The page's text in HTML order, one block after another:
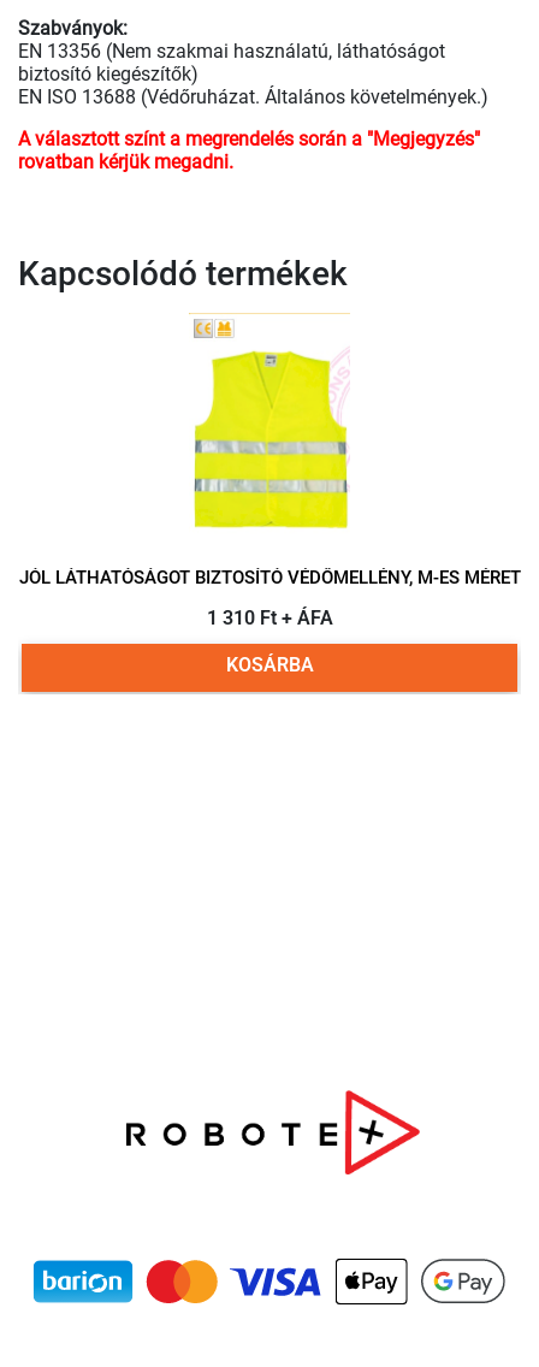
Szabványok:
EN 13356 (Nem szakmai használatú, láthatóságot
biztosító kiegészítők)
EN ISO 13688 (Védőruházat. Általános követelmények.)
A választott színt a megrendelés során a "Megjegyzés"
rovatban kérjük megadni.
Kapcsolódó termékek
JÓL LÁTHATÓSÁGOT BIZTOSÍTÓ VÉDŐMELLÉNY, M-ES MÉRET
1 310 Ft + ÁFA
KOSÁRBA